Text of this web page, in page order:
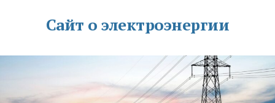
Сайт о электроэнергии